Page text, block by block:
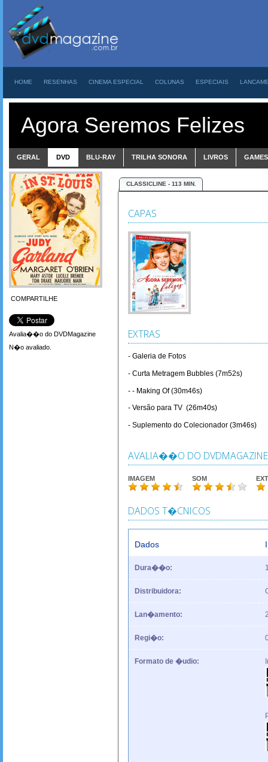
HOME RESENHAS CINEMA ESPECIAL COLUNAS ESPECIAIS
Agora Seremos Felizes
GERAL DVD BLU-RAY TRILHA SONORA LIVROS GAMES
COMPARTILHE
Avalia��o do DVDMagazine
N�o avaliado.
CLASSICLINE - 113 MIN.
CAPAS
EXTRAS
- Galeria de Fotos
- Curta Metragem Bubbles (7m52s)
- - Making Of (30m46s)
- Versão para TV (26m40s)
- Suplemento do Colecionador (3m46s)
AVALIA��O DO DVDMAGAZINE
IMAGEM SOM
DADOS T�CNICOS
Dados
Dura��o:
Distribuidora:
Lan�amento:
Regi�o:
Formato de �udio: